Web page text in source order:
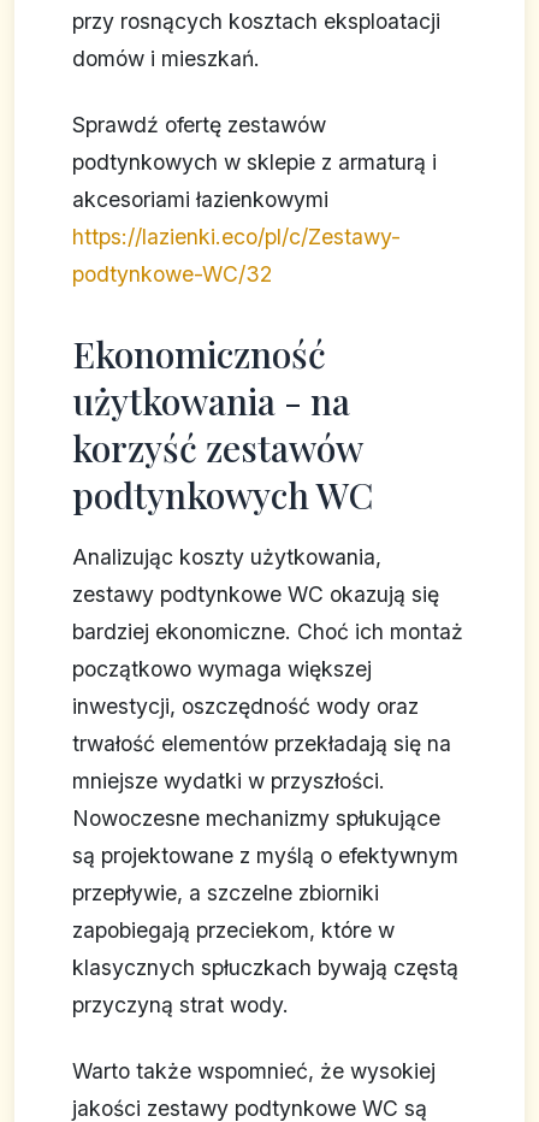
przy rosnących kosztach eksploatacji
domów i mieszkań.
Sprawdź ofertę zestawów
podtynkowych w sklepie z armaturą i
akcesoriami łazienkowymi
https://lazienki.eco/pl/c/Zestawy-
podtynkowe-WC/32
Ekonomiczność
użytkowania - na
korzyść zestawów
podtynkowych WC
Analizując koszty użytkowania,
zestawy podtynkowe WC okazują się
bardziej ekonomiczne. Choć ich montaż
początkowo wymaga większej
inwestycji, oszczędność wody oraz
trwałość elementów przekładają się na
mniejsze wydatki w przyszłości.
Nowoczesne mechanizmy spłukujące
są projektowane z myślą o efektywnym
przepływie, a szczelne zbiorniki
zapobiegają przeciekom, które w
klasycznych spłuczkach bywają częstą
przyczyną strat wody.
Warto także wspomnieć, że wysokiej
jakości zestawy podtynkowe WC są